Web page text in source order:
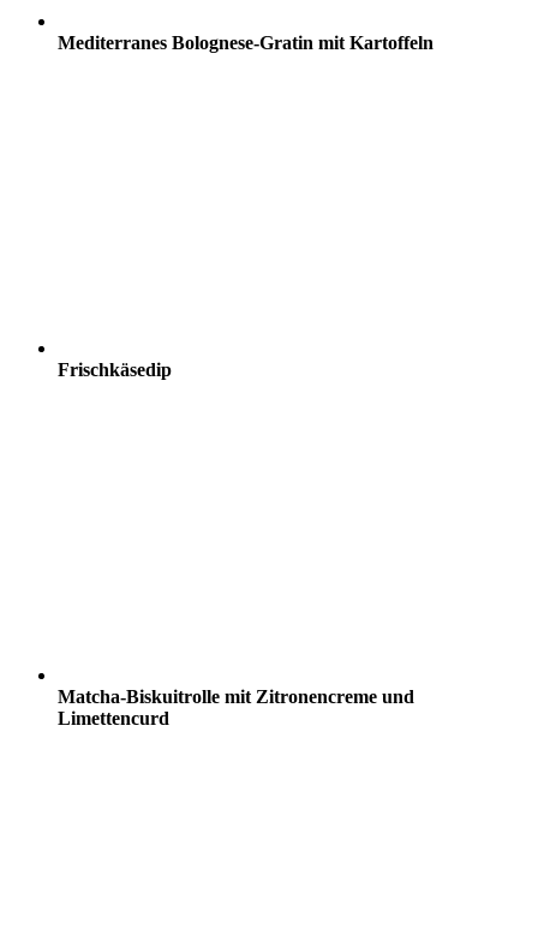
Mediterranes Bolognese-Gratin mit Kartoffeln
Frischkäsedip
Matcha-Biskuitrolle mit Zitronencreme und
Limettencurd